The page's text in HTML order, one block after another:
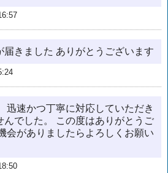
届きました ありがとうございます
迅速かつ丁寧に対応していただき
んでした。 この度はありがとうご
会がありましたらよろしくお願い